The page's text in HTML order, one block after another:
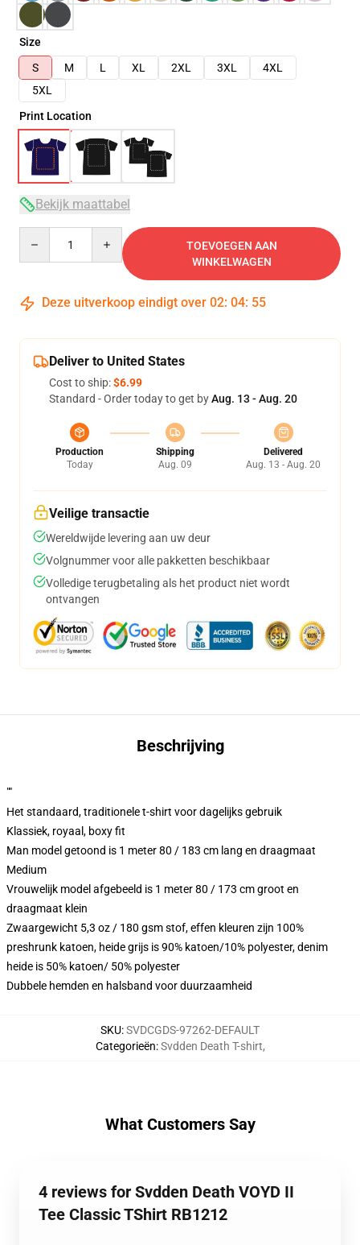
Size
S
M L XL 2XL 3XL
4XL
5XL
Print Location
Bekijk maattabel
TOEVOEGEN AAN
WINKELWAGEN
Deze uitverkoop eindigt over 02: 04: 54
Deliver to United States
Cost to ship:$6.99
Standard - Order today to get byAug. 13 - Aug. 20
Production
Today
Shipping
Aug. 09
Delivered
Aug. 13 - Aug. 20
Veilige transactie
Wereldwijde levering aan uw deur
Volgnummer voor alle pakketten beschikbaar
Volledige terugbetaling als het product niet wordt
ontvangen
Beschrijving
""
Het standaard, traditionele t-shirt voor dagelijks gebruik
Klassiek, royaal, boxy fit
Man model getoond is 1 meter 80 / 183 cm lang en draagmaat
Medium
Vrouwelijk model afgebeeld is 1 meter 80 / 173 cm groot en
draagmaat klein
Zwaargewicht 5,3 oz / 180 gsm stof, effen kleuren zijn 100%
preshrunk katoen, heide grijs is 90% katoen/10% polyester, denim
heide is 50% katoen/ 50% polyester
Dubbele hemden en halsband voor duurzaamheid
SKU:SVDCGDS-97262-DEFAULT
Categorieën:Svdden Death T-shirt,
What Customers Say
4 reviews for Svdden Death VOYD II
Tee Classic TShirt RB1212